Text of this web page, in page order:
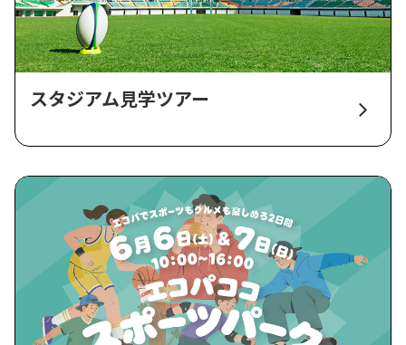
スタジアム見学ツアー